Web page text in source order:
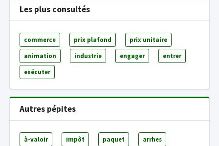
Les plus consultés
commerce prix plafond prix unitaire
animation industrie engager entrer
exécuter
Autres pépites
à-valoir impôt paquet arrhes